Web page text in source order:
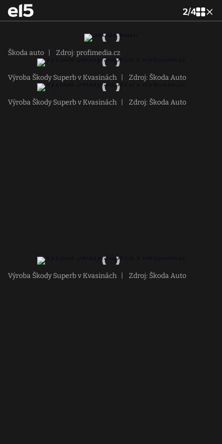
2/4
Škoda auto Zdroj: profimedia.cz
Výroba Škody Superb v Kvasinách Zdroj: Škoda Auto
Výroba Škody Superb v Kvasinách Zdroj: Škoda Auto
Výroba Škody Superb v Kvasinách Zdroj: Škoda Auto